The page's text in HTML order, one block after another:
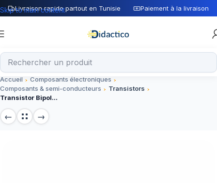
Livraison rapide partout en Tunisie Paiement à la livraison
Skip to main content
Accueil
Composants électroniques
Composants & semi-conducteurs
Transistors
Transistor Bipolaire PNP 2N2907 TO-92